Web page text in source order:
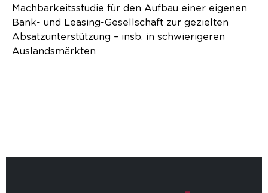
Machbarkeitsstudie für den Aufbau einer eigenen
Bank- und Leasing-Gesellschaft zur gezielten
Absatzunterstützung – insb. in schwierigeren
Auslandsmärkten